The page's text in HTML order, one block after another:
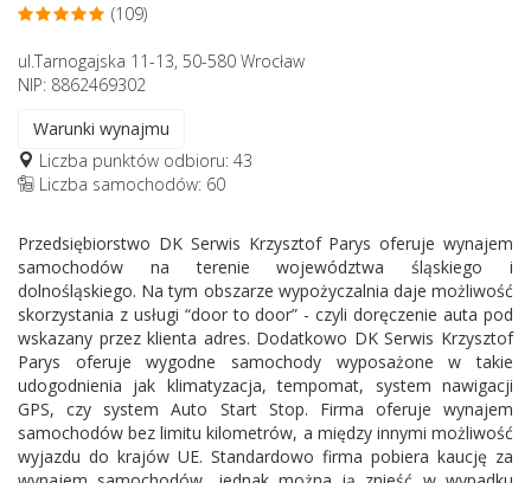
(109)
ul.Tarnogajska 11-13, 50-580 Wrocław
NIP: 8862469302
Warunki wynajmu
Liczba punktów odbioru: 43
Liczba samochodów: 60
Przedsiębiorstwo DK Serwis Krzysztof Parys oferuje wynajem
samochodów na terenie województwa śląskiego i
dolnośląskiego. Na tym obszarze wypożyczalnia daje możliwość
skorzystania z usługi “door to door” - czyli doręczenie auta pod
wskazany przez klienta adres. Dodatkowo DK Serwis Krzysztof
Parys oferuje wygodne samochody wyposażone w takie
udogodnienia jak klimatyzacja, tempomat, system nawigacji
GPS, czy system Auto Start Stop. Firma oferuje wynajem
samochodów bez limitu kilometrów, a między innymi możliwość
wyjazdu do krajów UE. Standardowo firma pobiera kaucję za